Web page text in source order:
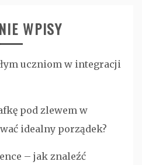
WPISY
uczniom w integracji
pod zlewem w
idealny porządek?
– jak znaleźć